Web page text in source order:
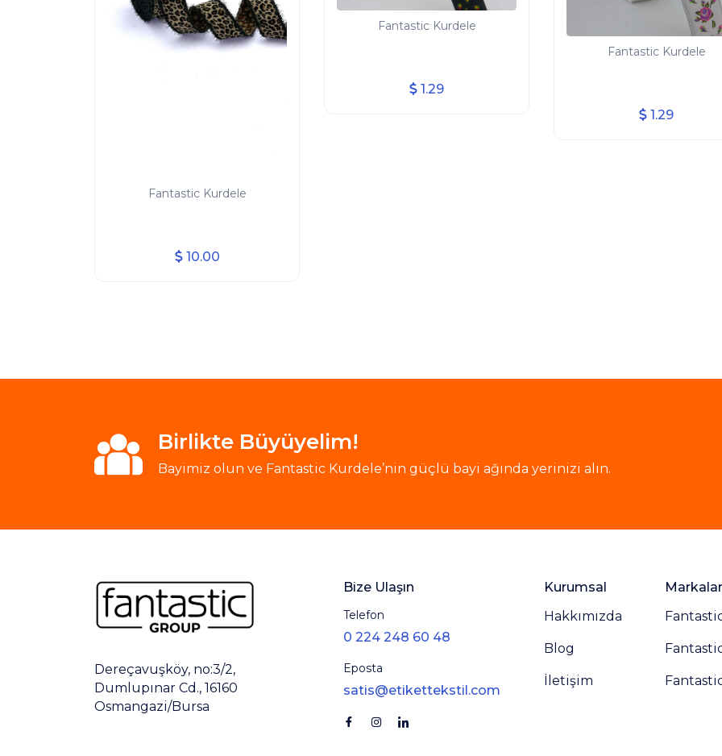
Fantastic Kurdele
10.00
Fantastic Kurdele
1.29
Fantastic Kurdele
1.29
Birlikte Büyüyelim!
Bayimiz olun ve Fantastic Kurdele’nin güçlü bayi ağında yerinizi alın.
Dereçavuşköy, no:3/2,
Dumlupınar Cd., 16160
Osmangazi/Bursa
Bize Ulaşın
Telefon
0 224 248 60 48
Eposta
satis@etikettekstil.com
Kurumsal
Hakkımızda
Blog
İletişim